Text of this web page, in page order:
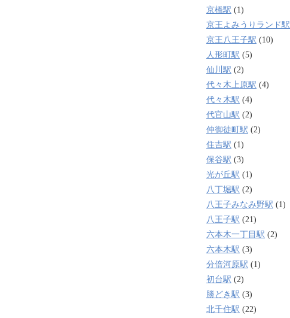
京橋駅 (1)
京王よみうりランド駅
京王八王子駅 (10)
人形町駅 (5)
仙川駅 (2)
代々木上原駅 (4)
代々木駅 (4)
代官山駅 (2)
仲御徒町駅 (2)
住吉駅 (1)
保谷駅 (3)
光が丘駅 (1)
八丁堀駅 (2)
八王子みなみ野駅 (1)
八王子駅 (21)
六本木一丁目駅 (2)
六本木駅 (3)
分倍河原駅 (1)
初台駅 (2)
勝どき駅 (3)
北千住駅 (22)